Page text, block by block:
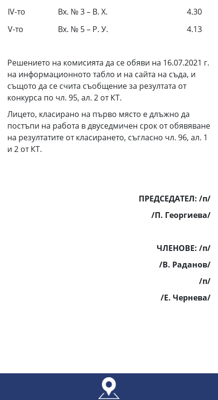
IV-то
Вх. № 3 – В. Х.
4.30
V-то
Вх. № 5 – Р. У. 4.13
Решението на комисията да се обяви на 16.07.2021 г.
на информационното табло и на сайта на съда, и
същото да се счита съобщение за резултата от
конкурса по чл. 95, ал. 2 от КТ.
Лицето, класирано на първо място е длъжно да
постъпи на работа в двуседмичен срок от обявяване
на резултатите от класирането, съгласно чл. 96, ал. 1
и 2 от КТ.
ПРЕДСЕДАТЕЛ: /п/
/П. Георгиева/
ЧЛЕНОВЕ: /п/
/В. Раданов/
/п/
/Е. Чернева/